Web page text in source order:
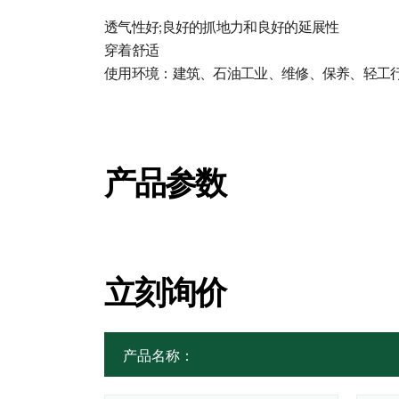
透气性好;良好的抓地力和良好的延展性
穿着舒适
使用环境：建筑、石油工业、维修、保养、轻工
产品参数
立刻询价